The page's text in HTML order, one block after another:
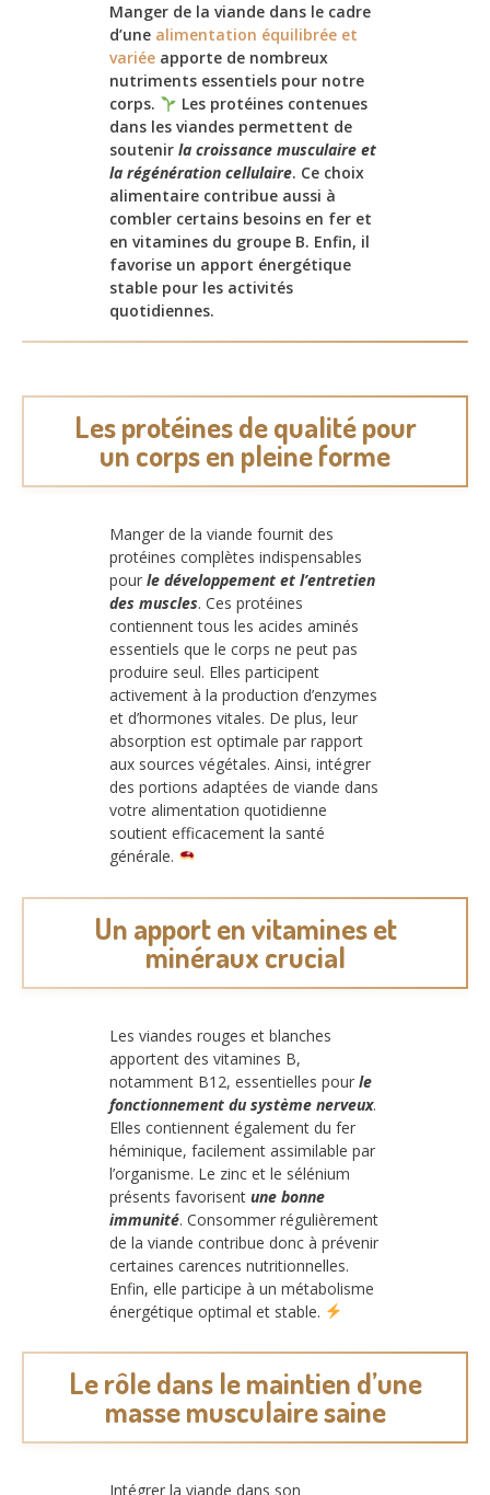
Manger de la viande dans le cadre
d’une alimentation équilibrée et
variée apporte de nombreux
nutriments essentiels pour notre
corps.
Les protéines contenues
dans les viandes permettent de
soutenir la croissance musculaire et
la régénération cellulaire. Ce choix
alimentaire contribue aussi à
combler certains besoins en fer et
en vitamines du groupe B. Enfin, il
favorise un apport énergétique
stable pour les activités
quotidiennes.
Les protéines de qualité pour
un corps en pleine forme
Manger de la viande fournit des
protéines complètes indispensables
pour le développement et l’entretien
des muscles. Ces protéines
contiennent tous les acides aminés
essentiels que le corps ne peut pas
produire seul. Elles participent
activement à la production d’enzymes
et d’hormones vitales. De plus, leur
absorption est optimale par rapport
aux sources végétales. Ainsi, intégrer
des portions adaptées de viande dans
votre alimentation quotidienne
soutient efficacement la santé
générale.
Un apport en vitamines et
minéraux crucial
Les viandes rouges et blanches
apportent des vitamines B,
notamment B12, essentielles pour le
fonctionnement du système nerveux.
Elles contiennent également du fer
héminique, facilement assimilable par
l’organisme. Le zinc et le sélénium
présents favorisent une bonne
immunité. Consommer régulièrement
de la viande contribue donc à prévenir
certaines carences nutritionnelles.
Enfin, elle participe à un métabolisme
énergétique optimal et stable.
Le rôle dans le maintien d’une
masse musculaire saine
Intégrer la viande dans son